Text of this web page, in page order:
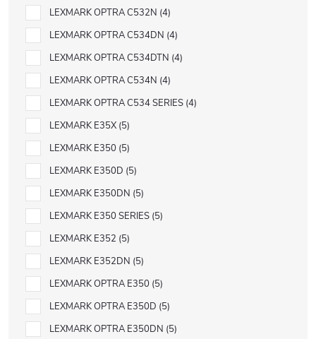
LEXMARK OPTRA C532N 4
LEXMARK OPTRA C534DN 4
LEXMARK OPTRA C534DTN 4
LEXMARK OPTRA C534N 4
LEXMARK OPTRA C534 SERIES 4
LEXMARK E35X 5
LEXMARK E350 5
LEXMARK E350D 5
LEXMARK E350DN 5
LEXMARK E350 SERIES 5
LEXMARK E352 5
LEXMARK E352DN 5
LEXMARK OPTRA E350 5
LEXMARK OPTRA E350D 5
LEXMARK OPTRA E350DN 5